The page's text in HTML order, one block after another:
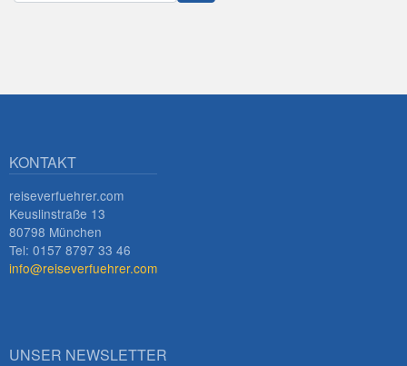
KONTAKT
reiseverfuehrer.com
Keuslinstraße 13
80798 München
Tel: 0157 8797 33 46
info@reiseverfuehrer.com
UNSER NEWSLETTER